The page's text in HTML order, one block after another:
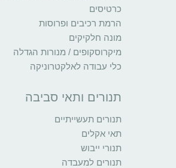
כרטיסים
הרמת רכיבים ופרוסות
מונה חלקיקים
מיקרוסקופים / מנורות הגדלה
כלי עבודה לאלקטרוניקה
תנורים ותאי סביבה
תנורים תעשייתיים
תאי אקלים
תנורי ייבוש
תנורים למעבדה